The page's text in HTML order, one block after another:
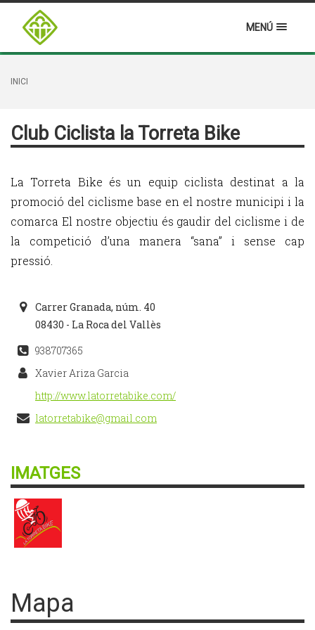
MENÚ
INICI
Club Ciclista la Torreta Bike
La Torreta Bike és un equip ciclista destinat a la
promoció del ciclisme base en el nostre municipi i la
comarca El nostre objectiu és gaudir del ciclisme i de
la competició d’una manera “sana” i sense cap
pressió.
Carrer Granada, núm. 40
08430 - La Roca del Vallès
938707365
Xavier Ariza Garcia
http://www.latorretabike.com/
latorretabike@gmail.com
IMATGES
Mapa